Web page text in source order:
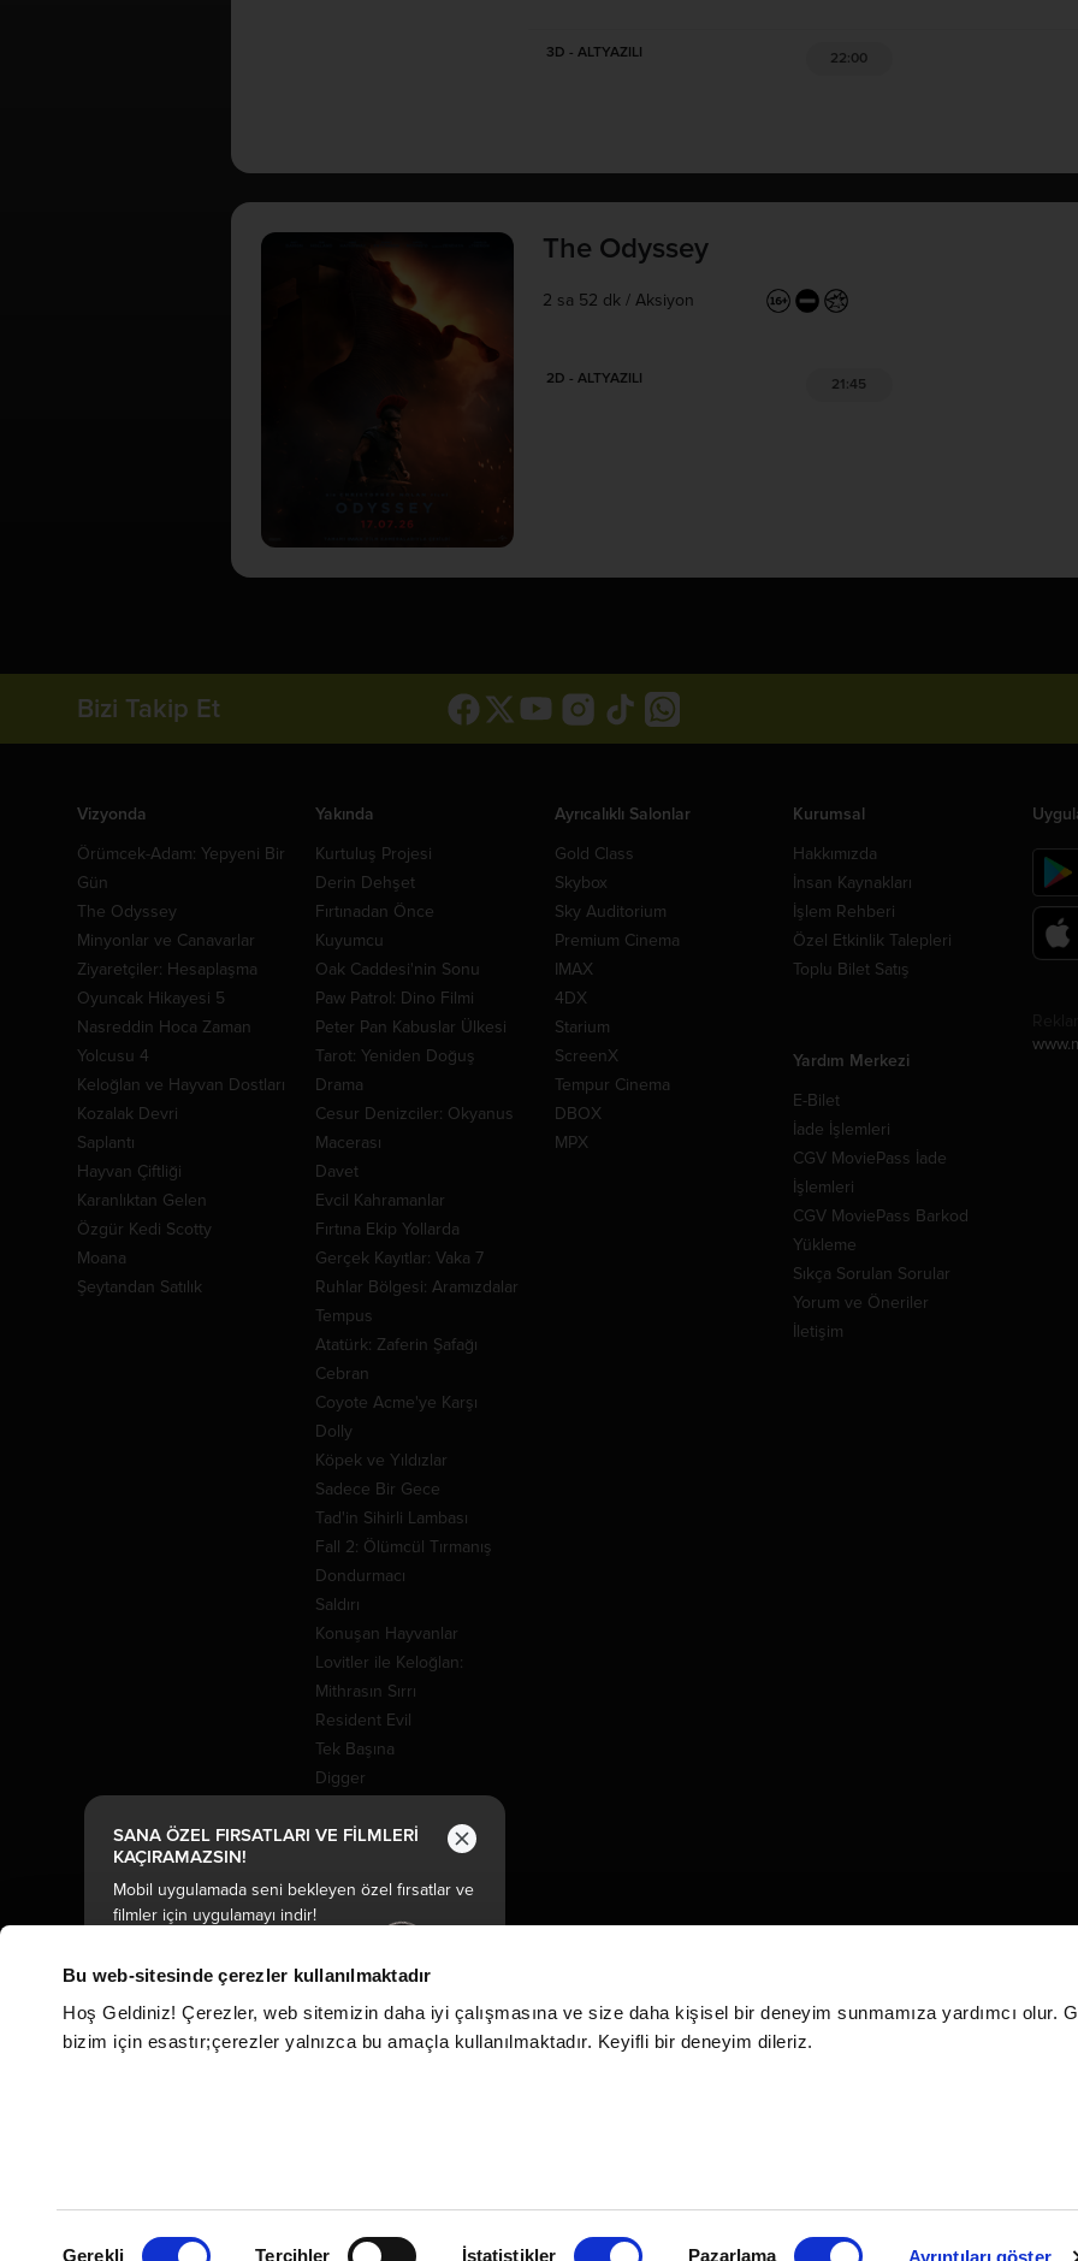
Bu web-sitesinde çerezler kullanılmaktadır
Hoş Geldiniz! Çerezler, web sitemizin daha iyi çalışmasına ve size daha kişisel bir deneyim sunmamıza yardımcı olur.
bizim için esastır;çerezler yalnızca bu amaçla kullanılmaktadır. Keyifli bir deneyim dileriz.
Gerekli Tercihler İstatistikler Pazarlama Ayrıntıları göster
SANA ÖZEL FIRSATLARI VE FİLMLERİ
KAÇIRAMAZSIN!
Mobil uygulamada seni bekleyen özel fırsatlar ve
filmler için uygulamayı indir!
3D - ALTYAZILI 22:00
The Odyssey
2 sa 52 dk / Aksiyon
2D - ALTYAZILI 21:45
Bizi Takip Et
Vizyonda
Örümcek-Adam: Yepyeni Bir
Gün
The Odyssey
Minyonlar ve Canavarlar
Ziyaretçiler: Hesaplaşma
Oyuncak Hikayesi 5
Nasreddin Hoca Zaman
Yolcusu 4
Keloğlan ve Hayvan Dostları
Kozalak Devri
Saplantı
Hayvan Çiftliği
Karanlıktan Gelen
Özgür Kedi Scotty
Moana
Şeytandan Satılık
Yakında
Kurtuluş Projesi
Derin Dehşet
Fırtınadan Önce
Kuyumcu
Oak Caddesi'nin Sonu
Paw Patrol: Dino Filmi
Peter Pan Kabuslar Ülkesi
Tarot: Yeniden Doğuş
Drama
Cesur Denizciler: Okyanus
Macerası
Davet
Evcil Kahramanlar
Fırtına Ekip Yollarda
Gerçek Kayıtlar: Vaka 7
Ruhlar Bölgesi: Aramızdalar
Tempus
Atatürk: Zaferin Şafağı
Cebran
Coyote Acme'ye Karşı
Dolly
Köpek ve Yıldızlar
Sadece Bir Gece
Tad'in Sihirli Lambası
Fall 2: Ölümcül Tırmanış
Dondurmacı
Saldırı
Konuşan Hayvanlar
Lovitler ile Keloğlan:
Mithrasın Sırrı
Resident Evil
Tek Başına
Digger
İstanbul
Sinemalar
CGV MoviePass
CGV Arthouse
CGV Cinema Club
Kampanyalar
Ayrıcalıklı Salonlar
Gold Class
Skybox
Sky Auditorium
Premium Cinema
IMAX
4DX
Starium
ScreenX
Tempur Cinema
DBOX
MPX
Kurumsal
Hakkımızda
İnsan Kaynakları
İşlem Rehberi
Özel Etkinlik Talepleri
Toplu Bilet Satış
Yardım Merkezi
E-Bilet
İade İşlemleri
CGV MoviePass İade
İşlemleri
CGV MoviePass Barkod
Yükleme
Sıkça Sorulan Sorular
Yorum ve Öneriler
İletişim
© Copyright 2023 Gizlilik PolitikasıKullanım Koşulları